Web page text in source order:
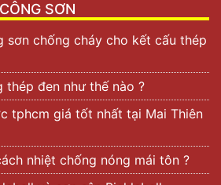
SƠN
sơn chống cháy cho kết cấu thép
thép đen như thế nào ?
tphcm giá tốt nhất tại Mai Thiên
nhiệt chống nóng mái tôn ?